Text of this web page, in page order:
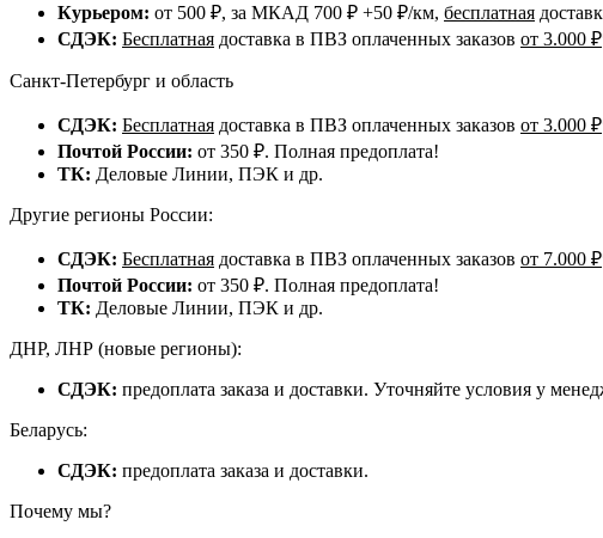
Курьером: от 500 ₽, за МКАД 700 ₽ +50 ₽/км, бесплатная
СДЭК: Бесплатная доставка в ПВЗ оплаченных заказов от 3.000 ₽
Санкт-Петербург и область
СДЭК: Бесплатная доставка в ПВЗ оплаченных заказов от 3.000 ₽
Почтой России: от 350 ₽. Полная предоплата!
ТК: Деловые Линии, ПЭК и др.
Другие регионы России:
СДЭК: Бесплатная доставка в ПВЗ оплаченных заказов от 7.000 ₽
Почтой России: от 350 ₽. Полная предоплата!
ТК: Деловые Линии, ПЭК и др.
ДНР, ЛНР (новые регионы):
СДЭК: предоплата заказа и доставки. Уточняйте условия у
Беларусь:
СДЭК: предоплата заказа и доставки.
Почему мы?